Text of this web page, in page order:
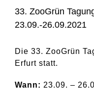
33. ZooGrün
23.09.-26.09.2021
Die 33. ZooGrün
Erfurt statt.
Wann: 23.09. –